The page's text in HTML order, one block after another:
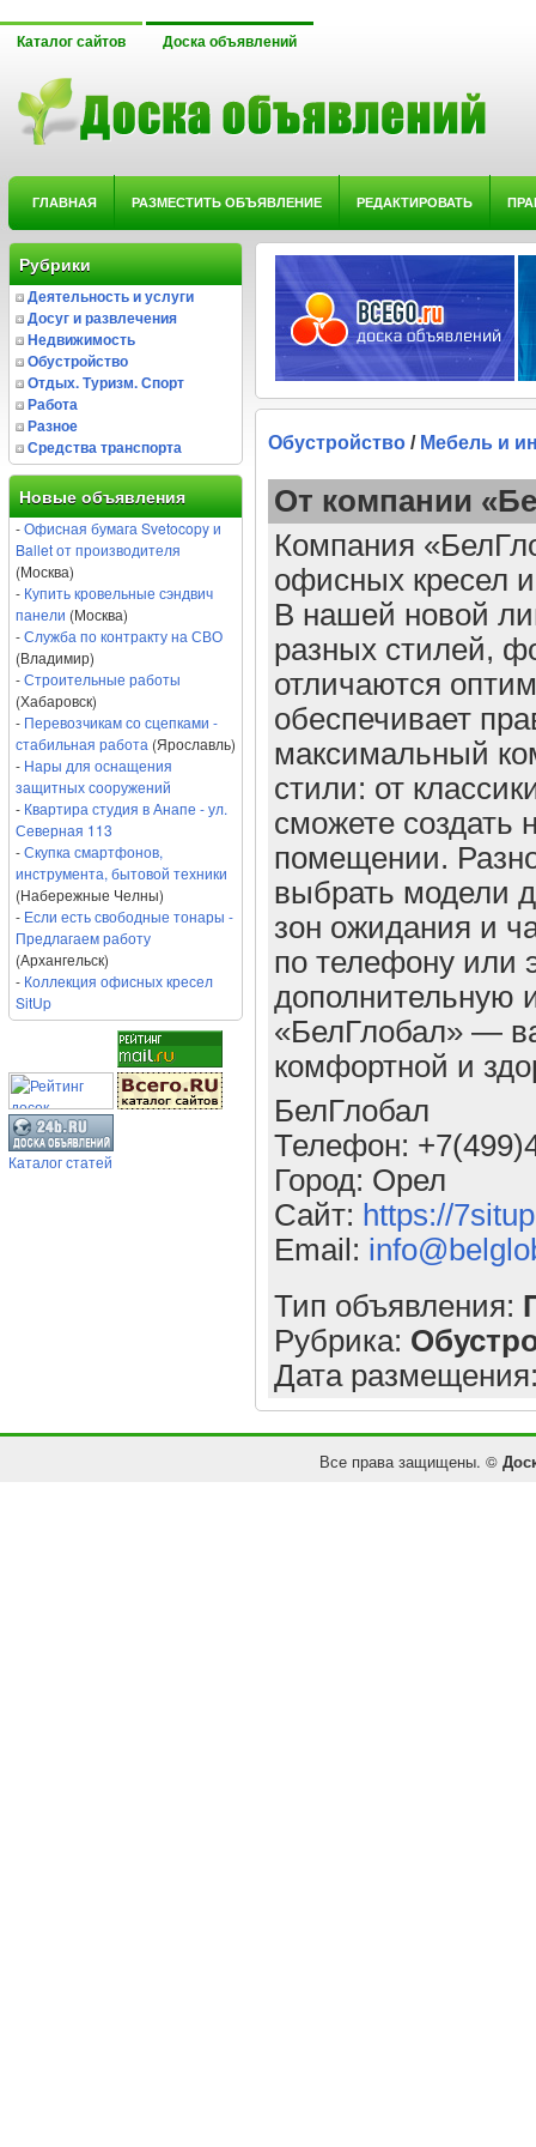
Каталог сайтов Доска объявлений
ГЛАВНАЯ РАЗМЕСТИТЬ ОБЪЯВЛЕНИЕ РЕДАКТИРОВАТЬ
Рубрики
Деятельность и услуги
Досуг и развлечения
Недвижимость
Обустройство
Отдых. Туризм. Спорт
Работа
Разное
Средства транспорта
Новые объявления
-Офисная бумага Svetocopy и
Ballet от производителя
(Москва)
- Купить кровельные сэндвич
панели (Москва)
-Служба по контракту на СВО
(Владимир)
-Строительные работы
(Хабаровск)
- Перевозчикам со сцепками -
стабильная работа (Ярославль)
- Нары для оснащения
защитных сооружений
- Квартира студия в Анапе - ул.
Северная 113
-Скупка смартфонов,
инструмента, бытовой техники
(Набережные Челны)
- Если есть свободные тонары -
Предлагаем работу
(Архангельск)
- Коллекция офисных кресел
SitUp
Каталог статей
Обустройство / Мебель и
От компании
Компания
офисных кресел
В нашей новой
разных стилей,
отличаются
обеспечивает
максимальный
стили: от
сможете создать
помещении.
выбрать модели
зон ожидания и
по телефону или
дополнительную
«БелГлобал» —
комфортной и
БелГлобал
Телефон:
Город: Орел
Сайт: https://
Email:
Тип объявления:
Рубрика:
Дата
Все права защищены. ©